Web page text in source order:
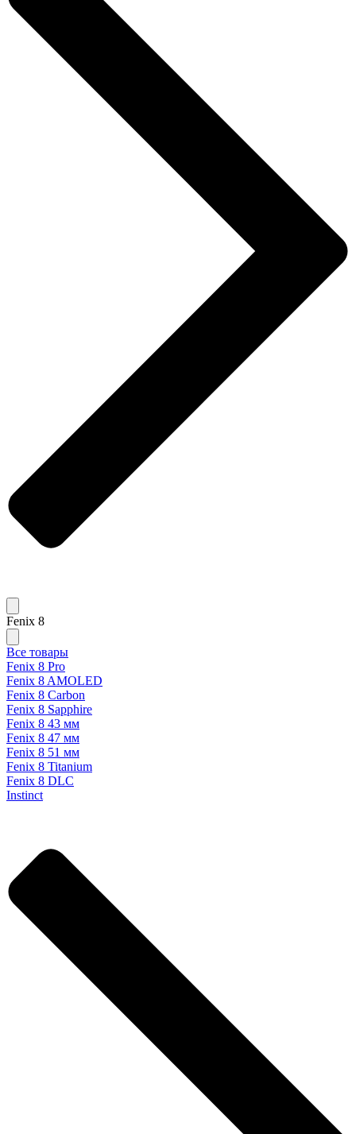
Fenix 8
Все товары
Fenix 8 Pro
Fenix 8 AMOLED
Fenix 8 Carbon
Fenix 8 Sapphire
Fenix 8 43 мм
Fenix 8 47 мм
Fenix 8 51 мм
Fenix 8 Titanium
Fenix 8 DLC
Instinct